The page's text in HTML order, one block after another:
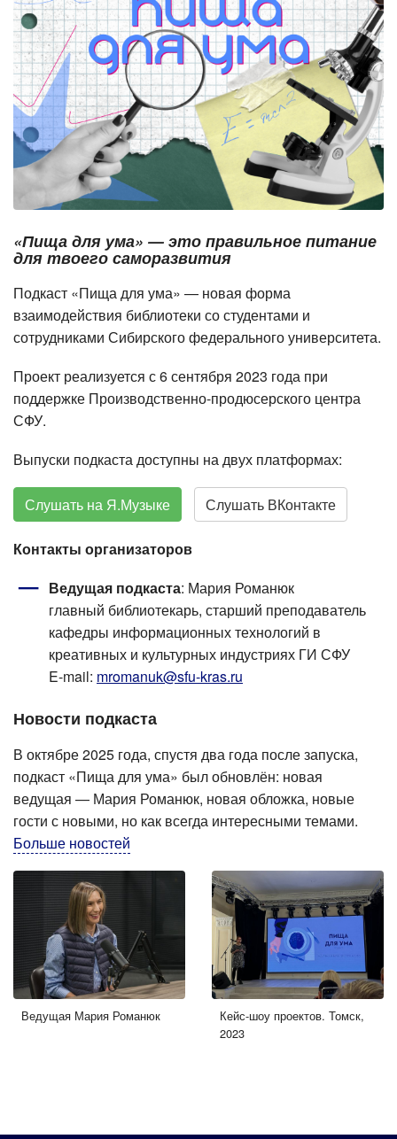
«Пища для ума» — это правильное питание
для твоего саморазвития
Подкаст «Пища для ума» — новая форма
взаимодействия библиотеки со студентами и
сотрудниками Сибирского федерального университета.
Проект реализуется с 6 сентября 2023 года при
поддержке Производственно-продюсерского центра
СФУ.
Выпуски подкаста доступны на двух платформах:
Слушать на Я.Музыке Слушать ВКонтакте
Контакты организаторов
Ведущая подкаста: Мария Романюк
главный библиотекарь, старший преподаватель
кафедры информационных технологий в
креативных и культурных индустриях ГИ СФУ
E-mail: mromanuk@sfu-kras.ru
Новости подкаста
В октябре 2025 года, спустя два года после запуска,
подкаст «Пища для ума» был обновлён: новая
ведущая — Мария Романюк, новая обложка, новые
гости с новыми, но как всегда интересными темами.
Больше новостей
Ведущая Мария Романюк
Кейс-шоу проектов. Томск,
2023